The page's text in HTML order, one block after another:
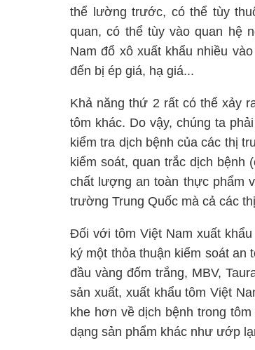
thể lường trước, có thể tùy
quan, có thể tùy vào quan hệ
Nam đổ xô xuất khẩu nhiều
đến bị ép giá, hạ giá...
Khả năng thứ 2 rất có thể xảy
tôm khác. Do vậy, chúng ta
kiểm tra dịch bệnh của các thị
kiểm soát, quan trắc dịch
chất lượng an toàn thực phẩm
trường Trung Quốc mà cả các
Đối với tôm Việt Nam xuất
ký một thỏa thuận kiểm soát an
đầu vàng đốm trắng, MBV,
sản xuất, xuất khẩu tôm Việt
khe hơn về dịch bệnh trong
dạng sản phẩm khác như ướp